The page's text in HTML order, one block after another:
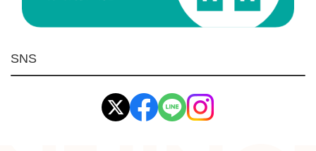
環境安全用品
イマオ製品(IMAO)
工業資材(栃木屋)
SNS